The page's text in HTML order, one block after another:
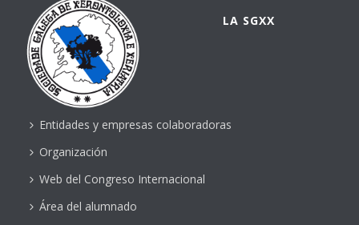
LA SGXX
Entidades y empresas colaboradoras
Organización
Web del Congreso Internacional
Área del alumnado